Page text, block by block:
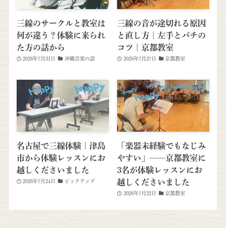
三線のサークルと教室は
何が違う？体験に来られ
た方の話から
2026年7月31日 沖縄音楽の話
三線の音が途切れる原因
と直し方｜左手とバチの
コツ｜京都教室
2026年7月27日 京都教室
名古屋で三線体験｜津島
市から体験レッスンにお
越しくださいました
2026年7月24日 ピックアップ
「楽器未経験でもなじみ
やすい」──京都教室に
3名が体験レッスンにお
越しくださいました
2026年7月22日 京都教室